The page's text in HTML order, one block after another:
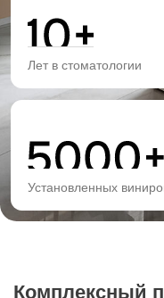
Установленных виниров
Комплексный
к лечению ваших
Заботимся о каждом
качество лечения,
Записаться на прием